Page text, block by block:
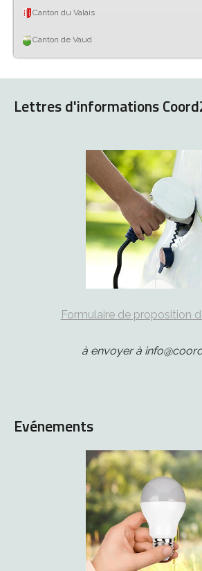
Canton du Valais
Canton de Vaud
Lettres d'informations
Formulaire de proposition
à envoyer à
Evénements